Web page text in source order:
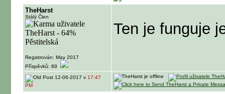
TheHarst
Stálý Člen
Registrován: May 2017
Příspěvků: 89
Ten je funguje
12-06-2017 v 17:47
PM